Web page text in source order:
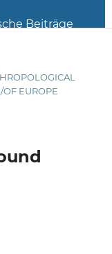
OF EUROPE